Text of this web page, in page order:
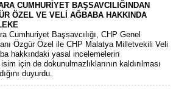
CUMHURİYET BAŞSAVCILIĞINDAN
ÖZEL VE VELİ AĞBABA HAKKINDA
Cumhuriyet Başsavcılığı, CHP Genel
Özgür Özel ile CHP Malatya Milletvekili Veli
hakkındaki yasal incelemelerin
için de dokunulmazlıklarının kaldırılması
duyurdu.